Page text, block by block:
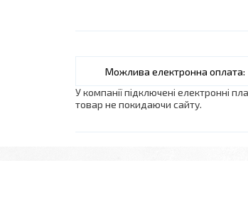
У компанії підключені електронні
товар не покидаючи сайту.